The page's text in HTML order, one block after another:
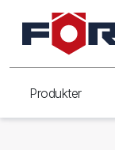
Produkter